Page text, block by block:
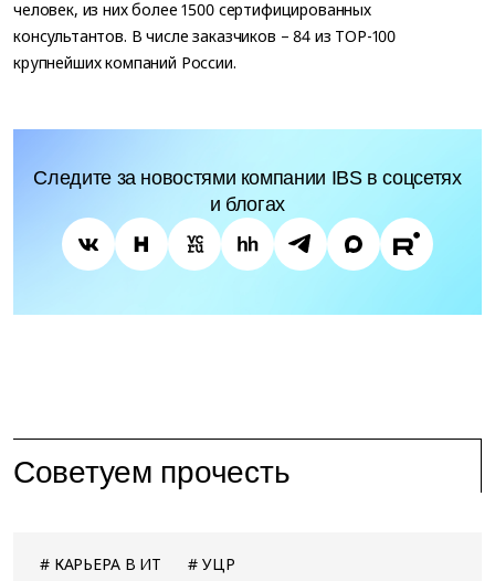
человек, из них более 1500 сертифицированных
консультантов. В числе заказчиков – 84 из TOP-100
крупнейших компаний России.
Следите за новостями компании IBS в соцсетях
и блогах
Советуем прочесть
КАРЬЕРА В ИТ УЦР